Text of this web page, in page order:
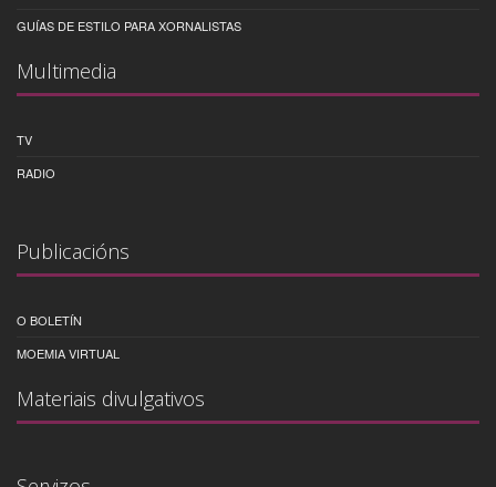
GUÍAS DE ESTILO PARA XORNALISTAS
Multimedia
TV
RADIO
Publicacións
O BOLETÍN
MOEMIA VIRTUAL
Materiais divulgativos